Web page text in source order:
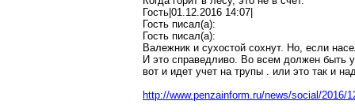
Гость|01.12.2016 14:07|
Гость писал(a):
Гость писал(a):
Валежник и сухостой сохнут. Но, если
И это справедливо. Во всем должен быть
вот и идет учет на трупы . или это так и
http://www.penzainform.ru/news/social/